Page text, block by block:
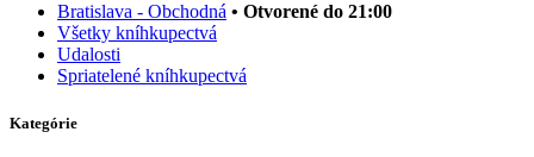
Bratislava - Obchodná • Otvorené do 21:00
Všetky kníhkupectvá
Udalosti
Spriatelené kníhkupectvá
Kategórie